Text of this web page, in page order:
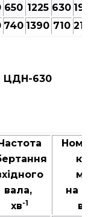
650 1225 630
740 1390 710
ЦДН-630
вала,
хв-1
на